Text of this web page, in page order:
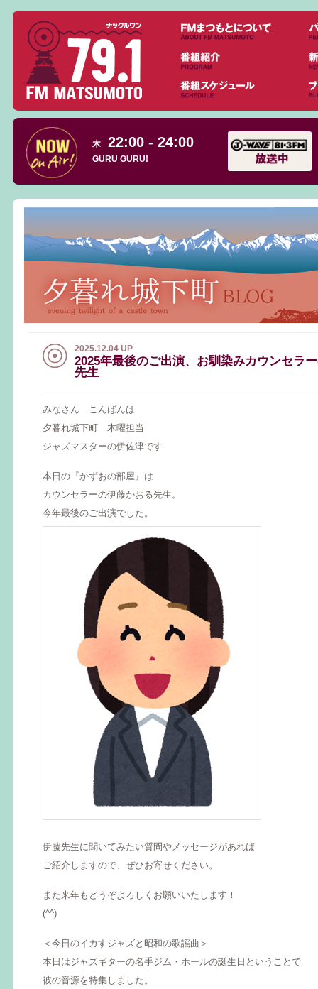
木 22:00 - 24:00
GURU GURU!
2025.12.04 UP
2025年最後のご出演、お馴染みカウンセラ
先生
みなさん こんばんは
夕暮れ城下町 木曜担当
ジャズマスターの伊佐津です
本日の『かずおの部屋』は
カウンセラーの伊藤かおる先生。
今年最後のご出演でした。
伊藤先生に聞いてみたい質問やメッセージがあれば
ご紹介しますので、ぜひお寄せください。
また来年もどうぞよろしくお願いいたします！
(^^)
＜今日のイカすジャズと昭和の歌謡曲＞
本日はジャズギターの名手ジム・ホールの誕生日ということで
彼の音源を特集しました。